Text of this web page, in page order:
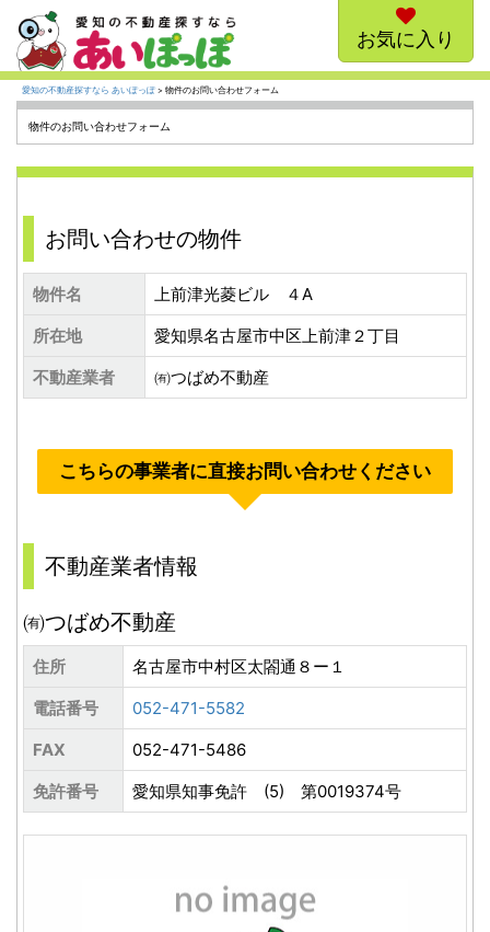
お気に入り
愛知の不動産探すなら あいぽっぽ> 物件のお問い合わせフォーム
物件のお問い合わせフォーム
お問い合わせの物件
物件名
上前津光菱ビル ４A
所在地
愛知県名古屋市中区上前津２丁目
不動産業者
㈲つばめ不動産
こちらの事業者に直接お問い合わせください
不動産業者情報
㈲つばめ不動産
住所
名古屋市中村区太閤通８ー１
電話番号
052-471-5582
FAX
052-471-5486
免許番号
愛知県知事免許 (5) 第0019374号